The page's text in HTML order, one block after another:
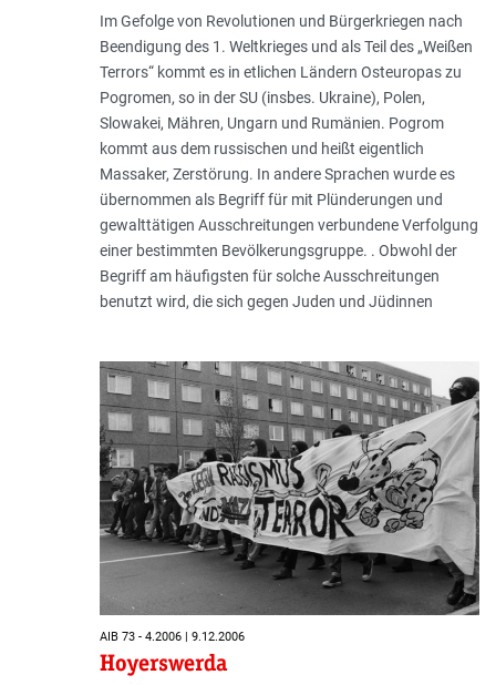
Im Gefolge von Revolutionen und Bürgerkriegen nach
Beendigung des 1. Weltkrieges und als Teil des „Weißen
Terrors“ kommt es in etlichen Ländern Osteuropas zu
Pogromen, so in der SU (insbes. Ukraine), Polen,
Slowakei, Mähren, Ungarn und Rumänien. Pogrom
kommt aus dem russischen und heißt eigentlich
Massaker, Zerstörung. In andere Sprachen wurde es
übernommen als Begriff für mit Plünderungen und
gewalttätigen Ausschreitungen verbundene Verfolgung
einer bestimmten Bevölkerungsgruppe. . Obwohl der
Begriff am häufigsten für solche Ausschreitungen
benutzt wird, die sich gegen Juden und Jüdinnen
AIB 73 - 4.2006 | 9.12.2006
Hoyerswerda